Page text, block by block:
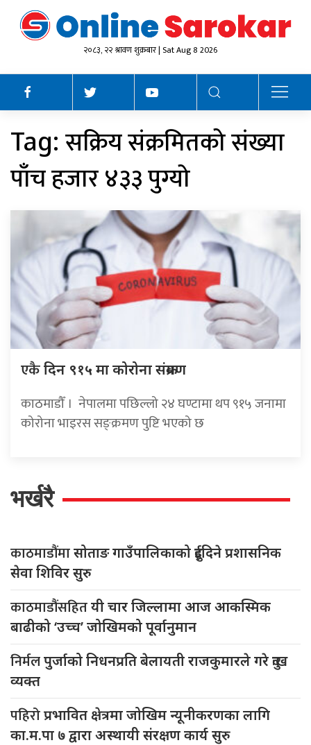
२०८३, २२ श्रावण शुक्रबार | Sat Aug 8 2026
Tag: सक्रिय संक्रमितको संख्या
पाँच हजार ४३३ पुग्यो
एकैदिन ९१५ मा कोरोना संक्रमण
काठमाडौँ । नेपालमा पछिल्लो २४ घण्टामा थप ९१५ जनामा
कोरोना भाइरस सङ्क्रमण पुष्टि भएको छ
भर्खरै
काठमाडौंमासोताङ गाउँपालिकाको दुईदिने प्रशासनिक
सेवा शिविर सुरु
काठमाडौंसहितयी चार जिल्लामा आज आकस्मिक
बाढीको ‘उच्च’ जोखिमको पूर्वानुमान
निर्मलपुर्जाको निधनप्रति बेलायती राजकुमारले गरे दुःख
व्यक्त
पहिरोप्रभावित क्षेत्रमा जोखिम न्यूनीकरणका लागि
का.म.पा ७ द्वारा अस्थायी संरक्षण कार्य सुरु